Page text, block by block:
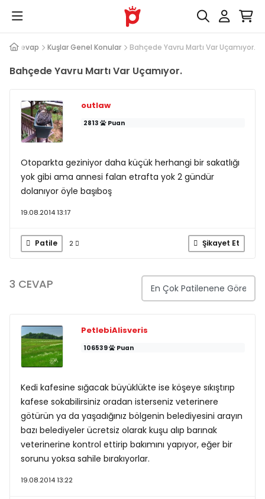
Cevap Kuşlar Genel Konular Bahçede Yavru Martı Var Uçamıyor.
Bahçede Yavru Martı Var Uçamıyor.
outlaw
2813 Puan
Otoparkta geziniyor daha küçük herhangi bir sakatlığı
yok gibi ama annesi falan etrafta yok 2 gündür
dolanıyor öyle başıboş
19.08.2014 13:17
Patile 2 Şikayet Et
3 CEVAP
PetlebiAlisveris
106539 Puan
Kedi kafesine sığacak büyüklükte ise köşeye sıkıştırıp
kafese sokabilirsiniz oradan isterseniz veterinere
götürün ya da yaşadığınız bölgenin belediyesini arayın
bazı belediyeler ücretsiz olarak kuşu alıp barınak
veterinerine kontrol ettirip bakımını yapıyor, eğer bir
sorunu yoksa sahile bırakıyorlar.
19.08.2014 13:22